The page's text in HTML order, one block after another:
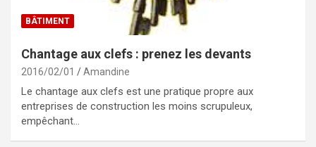
BÂTIMENT
Chantage aux clefs : prenez les devants
2016/02/01 Amandine
Le chantage aux clefs est une pratique propre aux
entreprises de construction les moins scrupuleux,
empêchant…